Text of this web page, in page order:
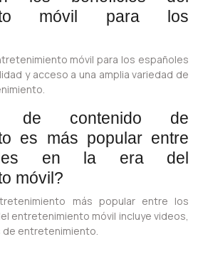
móvil para los
móvil para los españoles
y acceso a una amplia variedad de
de contenido de
es más popular entre
en la era del
móvil?
más popular entre los
entretenimiento móvil incluye videos,
de entretenimiento.